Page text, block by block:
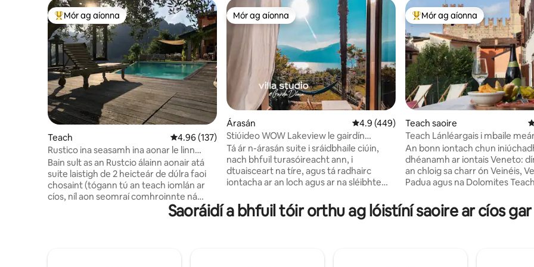
An-mhór ag aíonna
Mór ag aíonna
Teach Meánrátáil 4.96 as 5, 137 léirmheas
4.96 (137)
Rustico ina seasamh ina aonar le linn
snámha ar feadh suas le 8 pers
Bain sult as an Rustcio álainn aonair atá
suite laistigh de 2 heicteár de dúlra faoi
chosaint (tógann tú an teach iomlán ar
cíos, níl aon seomraí comhroinnte ná
aíonna eile ann). Lena chois sin, is duitse
amháin an linn snámha éigríche 50
Mór ag aíonna
Mór ag aíonna
Árasán Meánrátáil 4.9 as 5, 449 léirmheas
4.9 (449)
Stiúideo WOW Lakeview le gairdín
príobháideach @GardaDoma
Tá ár n-árasán suite i sráidbhaile ciúin,
nach bhfuil turasóireacht ann, i
dtuaisceart na tíre, agus tá radhairc
iontacha ar an loch agus ar na sléibhte
ar spóirt, siúlóireacht, páirceanna uisce
agus leideanna ón taobh istigh, le
An-mhór ag aíonna
Mór ag aíonna
Teach saoire
Teach Lánléargais i mbaile
Marostica
An bonn iontach chun
dhéanamh ar iontais Veneto:
an chloig sa charr ón Veinéis,
Padua agus na Dolomites Teach saoire
chaisleán Marostica a athluchtú
taitneamh a bhaint astu. Tá an
Saoráidí a bhfuil tóir orthu ag lóistíní saoire ar cíos